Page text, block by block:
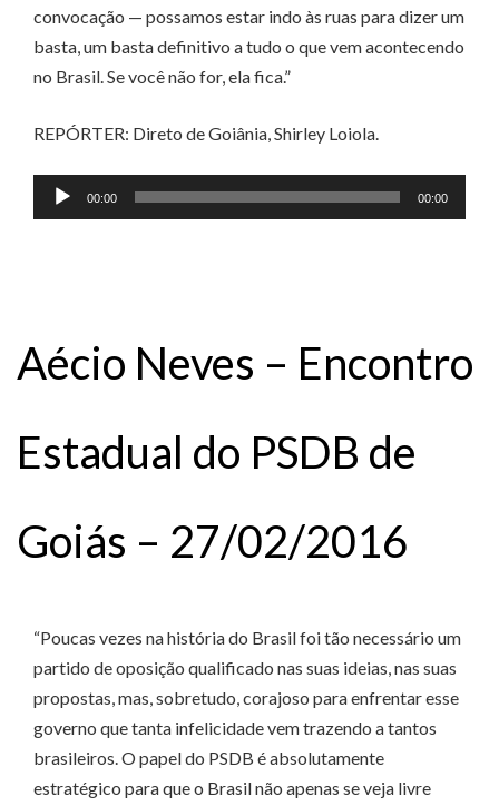
convocação — possamos estar indo às ruas para dizer um
basta, um basta definitivo a tudo o que vem acontecendo
no Brasil. Se você não for, ela fica.”
REPÓRTER: Direto de Goiânia, Shirley Loiola.
Tocador
de
00:00 00:00
Aécio Neves – Encontro
Estadual do PSDB de
Goiás – 27/02/2016
“Poucas vezes na história do Brasil foi tão necessário um
partido de oposição qualificado nas suas ideias, nas suas
propostas, mas, sobretudo, corajoso para enfrentar esse
governo que tanta infelicidade vem trazendo a tantos
brasileiros. O papel do PSDB é absolutamente
estratégico para que o Brasil não apenas se veja livre